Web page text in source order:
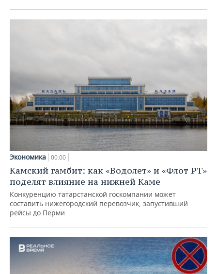
Экономика 00:00
Камский гамбит: как «Водолет» и «Флот РТ»
поделят влияние на нижней Каме
Конкуренцию татарстанской госкомпании может
составить нижегородский перевозчик, запустивший
рейсы до Перми